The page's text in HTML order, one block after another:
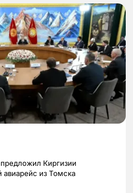
Киргизии
авиарейс из Томска